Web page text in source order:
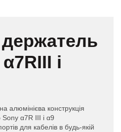
і
алюмінієва конструкція
α7R III і α9
для кабелів в будь-якій